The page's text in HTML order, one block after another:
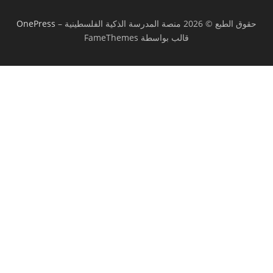
حقوق الطبع © 2026 منصة المدرسة الذكية الفلسطينية –
OnePress
قالب بواسطة FameThemes